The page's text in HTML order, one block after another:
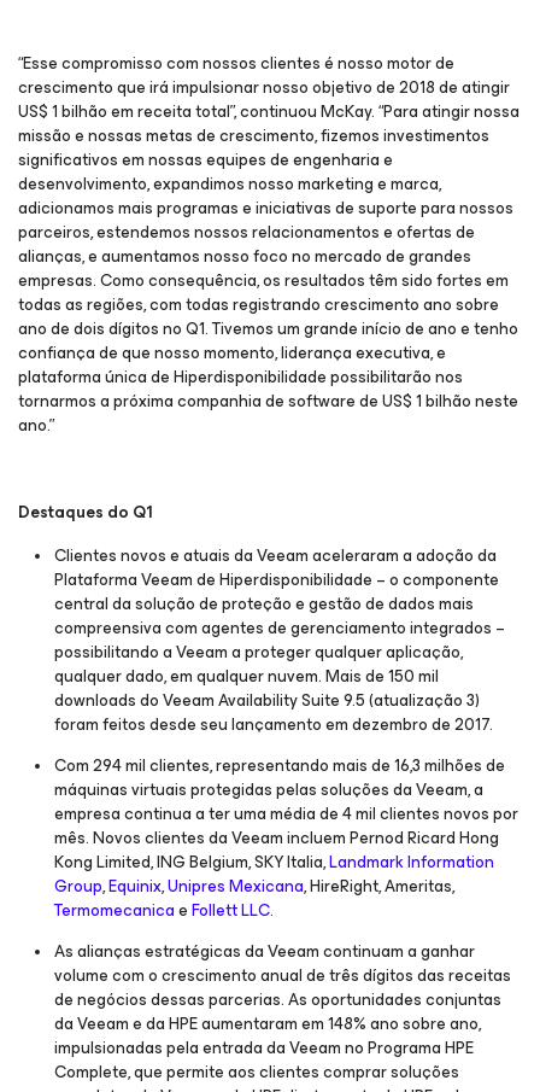
“Esse compromisso com nossos clientes é nosso motor de
crescimento que irá impulsionar nosso objetivo de 2018 de atingir
US$ 1 bilhão em receita total”, continuou McKay. “Para atingir nossa
missão e nossas metas de crescimento, fizemos investimentos
significativos em nossas equipes de engenharia e
desenvolvimento, expandimos nosso marketing e marca,
adicionamos mais programas e iniciativas de suporte para nossos
parceiros, estendemos nossos relacionamentos e ofertas de
alianças, e aumentamos nosso foco no mercado de grandes
empresas. Como consequência, os resultados têm sido fortes em
todas as regiões, com todas registrando crescimento ano sobre
ano de dois dígitos no Q1. Tivemos um grande início de ano e tenho
confiança de que nosso momento, liderança executiva, e
plataforma única de Hiperdisponibilidade possibilitarão nos
tornarmos a próxima companhia de software de US$ 1 bilhão neste
ano.”
Destaques do Q1
Clientes novos e atuais da Veeam aceleraram a adoção da
Plataforma Veeam de Hiperdisponibilidade – o componente
central da solução de proteção e gestão de dados mais
compreensiva com agentes de gerenciamento integrados –
possibilitando a Veeam a proteger qualquer aplicação,
qualquer dado, em qualquer nuvem. Mais de 150 mil
downloads do Veeam Availability Suite 9.5 (atualização 3)
foram feitos desde seu lançamento em dezembro de 2017.
Com 294 mil clientes, representando mais de 16,3 milhões de
máquinas virtuais protegidas pelas soluções da Veeam, a
empresa continua a ter uma média de 4 mil clientes novos por
mês. Novos clientes da Veeam incluem Pernod Ricard Hong
Kong Limited, ING Belgium, SKY Italia,Landmark Information
Group,Equinix,Unipres Mexicana, HireRight, Ameritas,
TermomecanicaeFollett LLC.
As alianças estratégicas da Veeam continuam a ganhar
volume com o crescimento anual de três dígitos das receitas
de negócios dessas parcerias. As oportunidades conjuntas
da Veeam e da HPE aumentaram em 148% ano sobre ano,
impulsionadas pela entrada da Veeam no Programa HPE
Complete, que permite aos clientes comprar soluções